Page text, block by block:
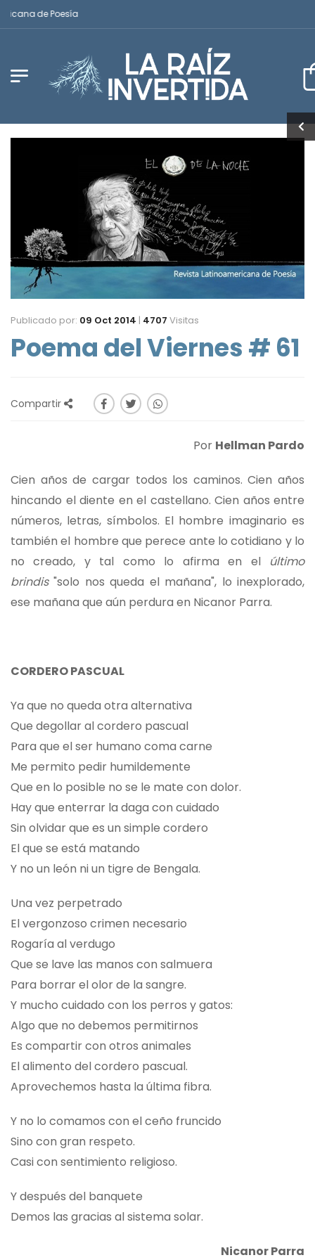
de Poesía
Publicado por: 09 Oct 2014 | 4707 Visitas
Poema del Viernes # 61
Compartir
Por Hellman Pardo
Cien años de cargar todos los caminos. Cien años
hincando el diente en el castellano. Cien años entre
números, letras, símbolos. El hombre imaginario es
también el hombre que perece ante lo cotidiano y lo
no creado, y tal como lo afirma en el último
brindis"solo nos queda el mañana", lo inexplorado,
ese mañana que aún perdura en Nicanor Parra.
CORDERO PASCUAL
Ya que no queda otra alternativa
Que degollar al cordero pascual
Para que el ser humano coma carne
Me permito pedir humildemente
Que en lo posible no se le mate con dolor.
Hay que enterrar la daga con cuidado
Sin olvidar que es un simple cordero
El que se está matando
Y no un león ni un tigre de Bengala.
Una vez perpetrado
El vergonzoso crimen necesario
Rogaría al verdugo
Que se lave las manos con salmuera
Para borrar el olor de la sangre.
Y mucho cuidado con los perros y gatos:
Algo que no debemos permitirnos
Es compartir con otros animales
El alimento del cordero pascual.
Aprovechemos hasta la última fibra.
Y no lo comamos con el ceño fruncido
Sino con gran respeto.
Casi con sentimiento religioso.
Y después del banquete
Demos las gracias al sistema solar.
Nicanor Parra